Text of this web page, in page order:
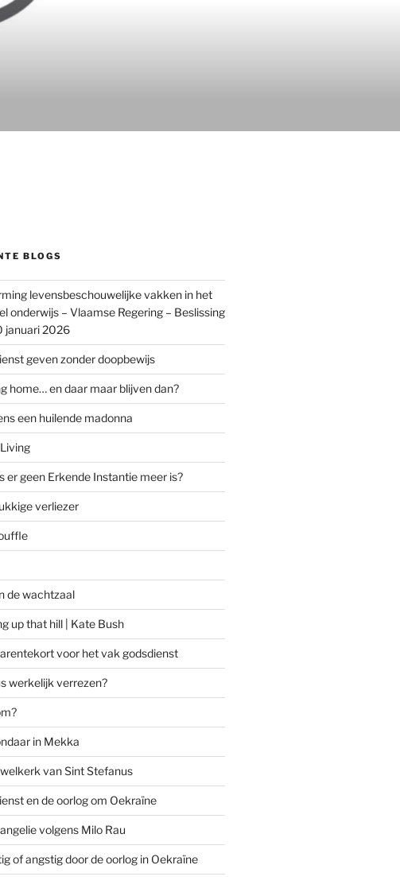
BLOGS
levensbeschouwelijke vakken in het
onderwijs – Vlaamse Regering – Beslissing
januari 2026
geven zonder doopbewijs
home… en daar maar blijven dan?
een huilende madonna
er geen Erkende Instantie meer is?
verliezer
de wachtzaal
up that hill | Kate Bush
voor het vak godsdienst
werkelijk verrezen?
in Mekka
van Sint Stefanus
en de oorlog om Oekraïne
volgens Milo Rau
of angstig door de oorlog in Oekraïne